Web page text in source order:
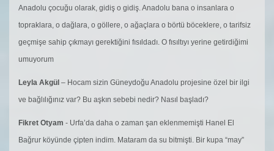
Anadolu çocuğu olarak, gidiş o gidiş. Anadolu bana o insanlara o
topraklara, o dağlara, o göllere, o ağaçlara o börtü böceklere, o tarifsiz
geçmişe sahip çıkmayı gerektiğini fısıldadı. O fısıltıyı yerine getirdiğimi
umuyorum
Leyla Akgül – Hocam sizin Güneydoğu Anadolu projesine özel bir ilgi
ve bağlılığınız var? Bu aşkın sebebi nedir? Nasıl başladı?
Fikret Otyam - Urfa’da daha o zaman şan eklenmemişti Hanel El
Bağrur köyünde çipten indim. Mataram da su bitmişti. Bir kupa “may”